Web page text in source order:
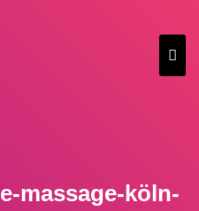
massage-köln-